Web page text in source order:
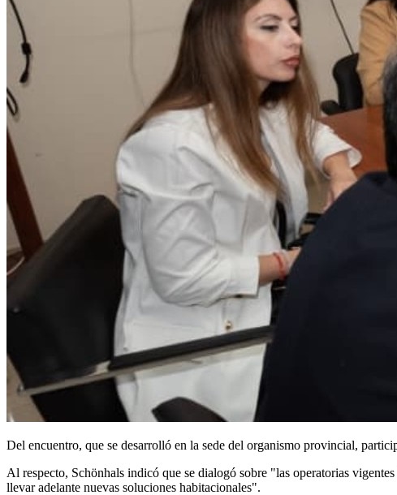
Del encuentro, que se desarrolló en la sede del organismo provincial,
Al respecto, Schönhals indicó que se dialogó sobre "las operatorias
llevar adelante nuevas soluciones habitacionales".